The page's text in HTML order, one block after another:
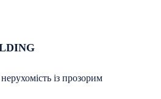
із прозорим